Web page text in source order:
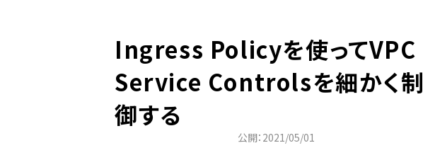
Ingress Policyを使ってVPC
Service Controlsを細かく制
御する
公開：2021/05/01